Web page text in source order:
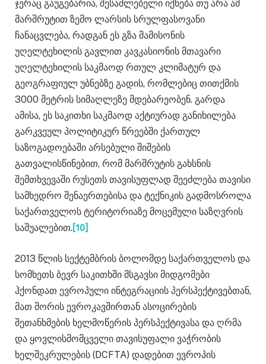
ჯერაც გაუგებარია, შესაძლებელი იქნება თუ არა ამ
მარშრუტით ზემო ლარსის სრულფასოვანი
ჩანაცვლება, რადგან ეს გზა მამისონის
უღელტეხილის გავლით კავკასიონის მთავარი
უღელტეხილის საკმაოდ რთულ კლიმატურ და
გეოგრაფიულ უბნებზე გადის, რომლებიც თითქმის
3000 მეტრის სიმაღლეზე მდებარეობენ. გარდა
ამისა, ეს საკითხი საკმაოდ აქტიურად განიხილება
გარკვეულ პოლიტიკურ წრეებში ქართულ
საზოგადოებაში არსებული შიშების
გათვალისწინებით, რომ მარშრუტის გახსნის
შემთხვევაში რუსეთს თავისუფლად შეეძლება თავისი
სამხედრო შენაერთებისა და ტექნიკის გადმოსროლა
საქართველოს ტერიტორიაზე მოცემული საზღვრის
საშუალებით.[10]
2013 წლის სექტემბრის ბოლომდე საქართველოს და
სომხეთს ბევრ საკითხში მსგავსი მიდგომები
ჰქონდათ ევროპული ინტეგრაციის პერსპექტივებთან,
მათ შორის ევროკავშირთან ასოცირების
შეთანხმების ხელმოწერის პერსპექტივასა და ღრმა
და ყოვლისმომცველი თავისუფალი ვაჭრობის
ხელშეკრულების (DCFTA) დადებით ევროპის